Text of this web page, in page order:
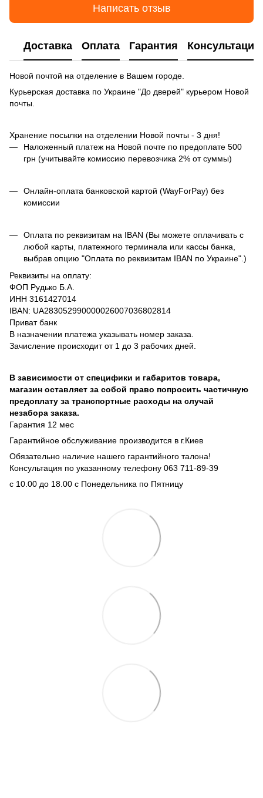
Написать отзыв
Доставка Оплата Гарантия Консультация
Новой почтой на отделение в Вашем городе.
Курьерская доставка по Украине "До дверей" курьером Новой
почты.
Хранение посылки на отделении Новой почты - 3 дня!
Наложенный платеж на Новой почте по предоплате 500
грн (учитывайте комиссию перевозчика 2% от суммы)
Онлайн-оплата банковской картой (WayForPay) без
комиссии
Оплата по реквизитам на IBAN (Вы можете оплачивать с
любой карты, платежного терминала или кассы банка,
выбрав опцию "Оплата по реквизитам IBAN по Украине".)
Реквизиты на оплату:
ФОП Рудько Б.А.
ИНН 3161427014
IBAN: UA283052990000026007036802814
Приват банк
В назначении платежа указывать номер заказа.
Зачисление происходит от 1 до 3 рабочих дней.
В зависимости от специфики и габаритов товара,
магазин оставляет за собой право попросить частичную
предоплату за транспортные расходы на случай
незабора заказа.
Гарантия 12 мес
Гарантийное обслуживание производится в г.Киев
Обязательно наличие нашего гарантийного талона!
Консультация по указанному телефону 063 711-89-39
с 10.00 до 18.00 с Понедельника по Пятницу